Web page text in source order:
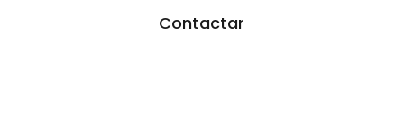
Contactar